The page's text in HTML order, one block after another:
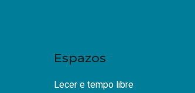
Espazos
Lecer e tempo libre